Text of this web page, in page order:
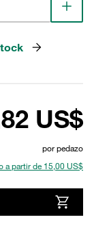
US$
por pedazo
a partir de 15,00 US$